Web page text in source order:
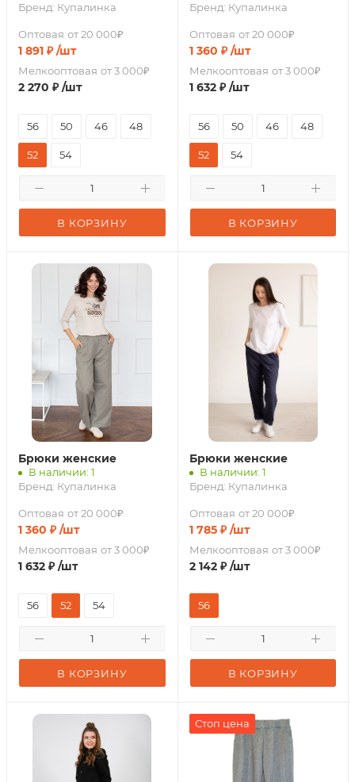
Бренд: Купалинка
Оптовая от 20 000₽
1 891 ₽ /шт
Мелкооптовая от 3 000₽
2 270 ₽ /шт
В КОРЗИНУ
56 50 46 48
52 54
Бренд: Купалинка
Оптовая от 20 000₽
1 360 ₽ /шт
Мелкооптовая от 3 000₽
1 632₽ /шт
В КОРЗИНУ
56 50 46 48
52 54
Брюки женские
В наличии: 1
Бренд: Купалинка
Оптовая от 20 000₽
1 360 ₽ /шт
Мелкооптовая от 3 000₽
1 632 ₽ /шт
В КОРЗИНУ
56 52 54
Брюки женские
В наличии: 1
Бренд: Купалинка
Оптовая от 20 000₽
1 785₽ /шт
Мелкооптовая от 3 000₽
2 142₽ /шт
В КОРЗИНУ
56
Стоп цена